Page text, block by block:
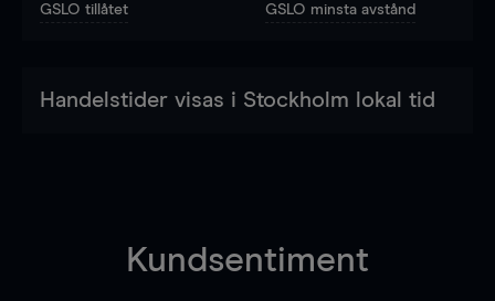
GSLO tillåtet GSLO minsta avstånd
Handelstider visas i Stockholm lokal tid
Kundsentiment